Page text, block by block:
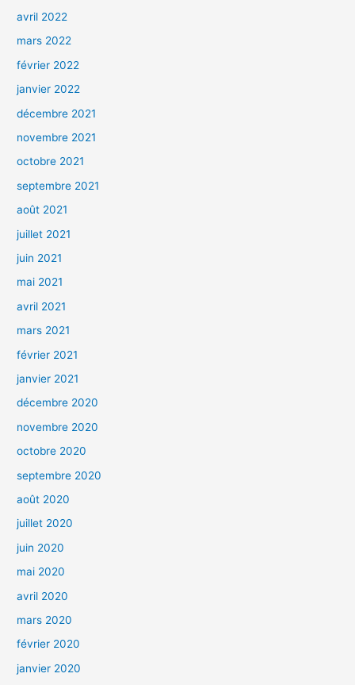
avril 2022
mars 2022
février 2022
janvier 2022
décembre 2021
novembre 2021
octobre 2021
septembre 2021
août 2021
juillet 2021
juin 2021
mai 2021
avril 2021
mars 2021
février 2021
janvier 2021
décembre 2020
novembre 2020
octobre 2020
septembre 2020
août 2020
juillet 2020
juin 2020
mai 2020
avril 2020
mars 2020
février 2020
janvier 2020